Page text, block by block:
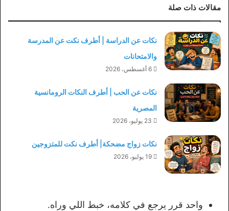
مقالات ذات صلة
نكات عن الدراسة | أطرف نكت عن المدرسة
والامتحانات
6 أغسطس، 2026
نكات عن الحب | أطرف النكات الرومانسية
المصرية
23 يوليو، 2026
نكات زواج مضحكة| أطرف نكت للمتزوجين
19 يوليو، 2026
واحد قرر يرجع في كلامه، خبط اللي وراه.